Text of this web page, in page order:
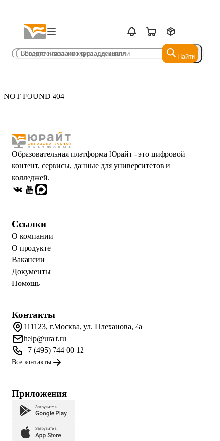
Найти
Найти
NOT FOUND 404
Образовательная платформа Юрайт - это цифровой
контент, сервисы, данные для университетов и
колледжей.
Ссылки
О компании
О продукте
Вакансии
Документы
Помощь
Контакты
111123, г.Москва, ул. Плеханова, 4а
help@urait.ru
+7 (495) 744 00 12
Все контакты
Приложения